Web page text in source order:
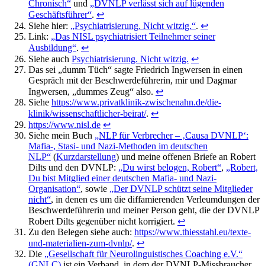
Chronisch“ und „DVNLP verlässt sich auf lügenden
Geschäftsführer“. ↩
Siehe hier: „Psychiatrisierung. Nicht witzig.“. ↩
Link: „Das NISL psychiatrisiert Teilnehmer seiner
Ausbildung“. ↩
Siehe auch Psychiatrisierung. Nicht witzig. ↩
Das sei „dumm Tüch“ sagte Friedrich Ingwersen in einen
Gespräch mit der Beschwerdeführerin, mir und Dagmar
Ingwersen, „dummes Zeug“ also. ↩
Siehe https://www.privatklinik-zwischenahn.de/die-
klinik/wissenschaftlicher-beirat/. ↩
https://www.nisl.de ↩
Siehe mein Buch „NLP für Verbrecher – ‚Causa DVNLP‘:
Mafia-, Stasi- und Nazi-Methoden im deutschen
NLP“ (Kurzdarstellung) und meine offenen Briefe an Robert
Dilts und den DVNLP: „Du wirst belogen, Robert“, „Robert,
Du bist Mitglied einer deutschen Mafia- und Nazi-
Organisation“, sowie „Der DVNLP schützt seine Mitglieder
nicht“, in denen es um die diffamierenden Verleumdungen der
Beschwerdeführerin und meiner Person geht, die der DVNLP
Robert Dilts gegenüber nicht korrigiert. ↩
Zu den Belegen siehe auch: https://www.thiesstahl.eu/texte-
und-materialien-zum-dvnlp/. ↩
Die „Gesellschaft für Neurolinguistisches Coaching e.V.“